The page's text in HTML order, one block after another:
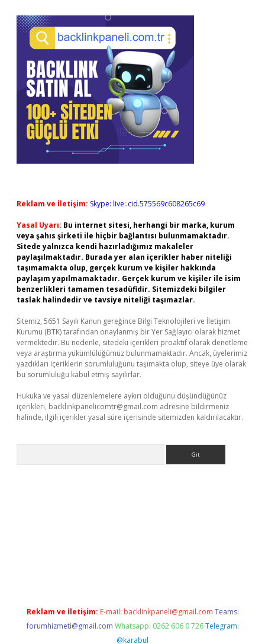
Reklam ve İletişim: Skype: live:.cid.575569c608265c69
Yasal Uyarı: Bu internet sitesi, herhangi bir marka, kurum
veya şahıs şirketi ile hiçbir bağlantısı bulunmamaktadır.
Sitede yalnızca kendi hazırladığımız makaleler
paylaşılmaktadır. Burada yer alan içerikler haber niteliği
taşımamakta olup, gerçek kurum ve kişiler hakkında
paylaşım yapılmamaktadır. Gerçek kurum ve kişiler ile isim
benzerlikleri tamamen tesadüfidir. Sitemizdeki bilgiler
taslak halindedir ve tavsiye niteliği taşımazlar.
Sitemiz, 5651 Sayılı Kanun gereğince Bilgi Teknolojileri ve İletişim
Kurumu (BTK) tarafından onaylanmış bir Yer Sağlayıcı olarak hizmet
vermektedir. Bu nedenle, sitedeki içerikleri proaktif olarak denetleme
veya araştırma yükümlülüğümüz bulunmamaktadır. Ancak, üyelerimiz
yazdıkları içeriklerin sorumluluğunu taşımakta olup, siteye üye olarak
bu sorumluluğu kabul etmiş sayılırlar.
Hukuka ve yasal düzenlemelere aykırı olduğunu düşündüğünüz
içerikleri, backlinkpanelicomtr@gmail.com adresine bildirmeniz
halinde, ilgili içerikler yasal süre içerisinde sitemizden kaldırılacaktır.
Reklam ve İletişim: E-mail: backlinkpaneli@gmail.com Teams:
forumhizmeti@gmail.com Whatsapp: 0262 606 0 726 Telegram:
@karabul